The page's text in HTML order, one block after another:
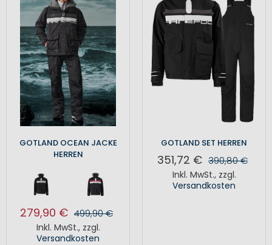
GOTLAND OCEAN JACKE
HERREN
279,90 € 499,90 €
Inkl. MwSt., zzgl.
Versandkosten
GOTLAND SET HERREN
351,72 € 390,80 €
Inkl. MwSt., zzgl.
Versandkosten